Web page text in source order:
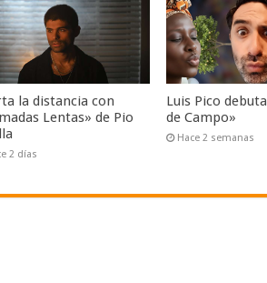
la distancia con
Lentas» de Pio
2 días
Luis Pico
de Campo»
Hace 2 semanas